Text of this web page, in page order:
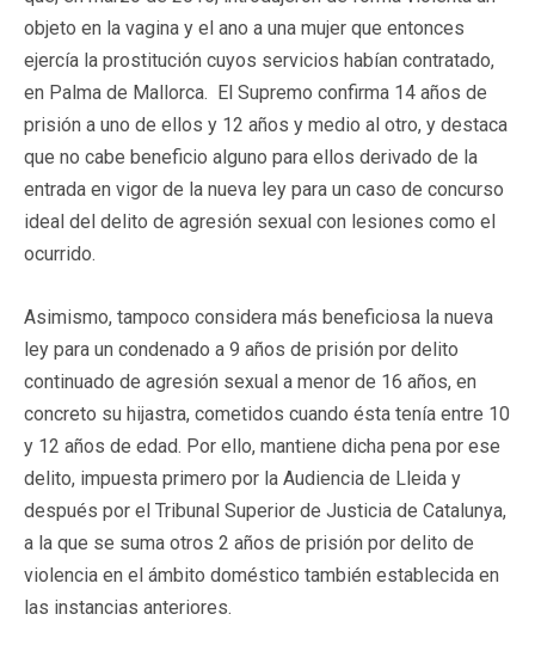
objeto en la vagina y el ano a una mujer que entonces
ejercía la prostitución cuyos servicios habían contratado,
en Palma de Mallorca. El Supremo confirma 14 años de
prisión a uno de ellos y 12 años y medio al otro, y destaca
que no cabe beneficio alguno para ellos derivado de la
entrada en vigor de la nueva ley para un caso de concurso
ideal del delito de agresión sexual con lesiones como el
ocurrido.
Asimismo, tampoco considera más beneficiosa la nueva
ley para un condenado a 9 años de prisión por delito
continuado de agresión sexual a menor de 16 años, en
concreto su hijastra, cometidos cuando ésta tenía entre 10
y 12 años de edad. Por ello, mantiene dicha pena por ese
delito, impuesta primero por la Audiencia de Lleida y
después por el Tribunal Superior de Justicia de Catalunya,
a la que se suma otros 2 años de prisión por delito de
violencia en el ámbito doméstico también establecida en
las instancias anteriores.